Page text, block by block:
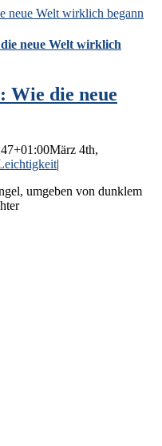
neue Welt wirklich begann
neue Welt wirklich
Wie die neue
März 4th,
|
umgeben von dunklem